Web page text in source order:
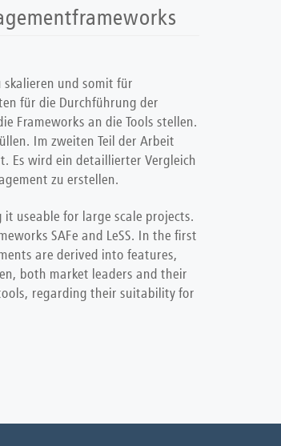
skalieren und somit für
für die Durchführung der
Frameworks an die Tools stellen.
Im zweiten Teil der Arbeit
Es wird ein detaillierter Vergleich
zu erstellen.
it useable for large scale projects.
SAFe and LeSS. In the first
are derived into features,
both market leaders and their
regarding their suitability for